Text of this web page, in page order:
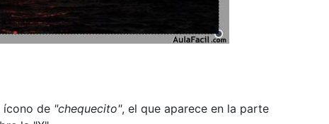
ícono de "chequecito", el que aparece en la parte